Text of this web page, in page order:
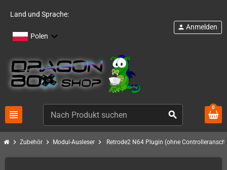
Land und Sprache:
Polen
view_headline search
person Anmelden
0
chevron_right Zubehör chevron_right Modul-Ausleser chevron_right Retrode2 N64 Plugin (ohne